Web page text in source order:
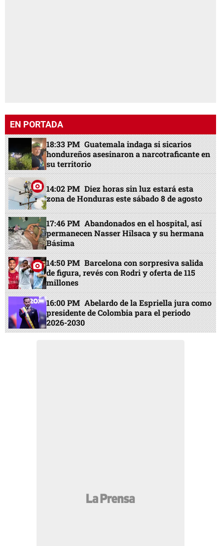
EN PORTADA
18:33 PM Guatemala indaga si sicarios
hondureños asesinaron a narcotraficante en
su territorio
14:02 PM Diez horas sin luz estará esta
zona de Honduras este sábado 8 de agosto
17:46 PM Abandonados en el hospital, así
permanecen Nasser Hilsaca y su hermana
Básima
14:50 PM Barcelona con sorpresiva salida
de figura, revés con Rodri y oferta de 115
millones
16:00 PM Abelardo de la Espriella jura como
presidente de Colombia para el periodo
2026-2030